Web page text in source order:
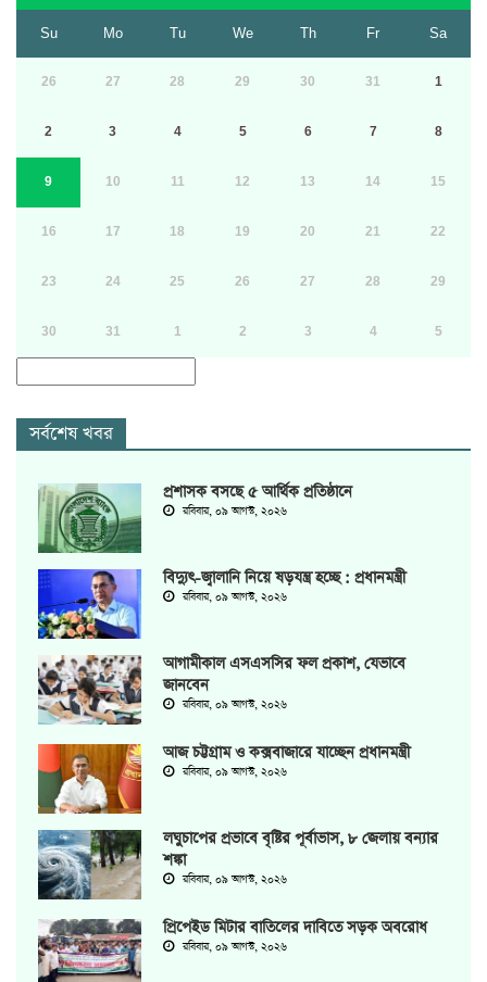
Su Mo Tu We Th Fr Sa
26 27 28 29 30 31 1
2 3 4 5 6 7 8
9 10 11 12 13 14 15
16 17 18 19 20 21 22
23 24 25 26 27 28 29
30 31 1 2 3 4 5
সর্বশেষ খবর
প্রশাসক বসছে ৫ আর্থিক প্রতিষ্ঠানে
রবিবার, ০৯ আগস্ট, ২০২৬
বিদ্যুৎ-জ্বালানি নিয়ে ষড়যন্ত্র হচ্ছে : প্রধানমন্ত্রী
রবিবার, ০৯ আগস্ট, ২০২৬
আগামীকাল এসএসসির ফল প্রকাশ, যেভাবে
জানবেন
রবিবার, ০৯ আগস্ট, ২০২৬
আজ চট্টগ্রাম ও কক্সবাজারে যাচ্ছেন প্রধানমন্ত্রী
রবিবার, ০৯ আগস্ট, ২০২৬
লঘুচাপের প্রভাবে বৃষ্টির পূর্বাভাস, ৮ জেলায় বন্যার
শঙ্কা
রবিবার, ০৯ আগস্ট, ২০২৬
প্রিপেইড মিটার বাতিলের দাবিতে সড়ক অবরোধ
রবিবার, ০৯ আগস্ট, ২০২৬